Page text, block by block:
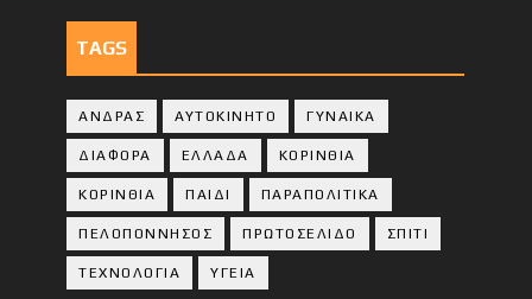
TAGS
ΑΝΔΡΑΣ ΑΥΤΟΚΙΝΗΤΟ ΓΥΝΑΙΚΑ
ΔΙΑΦΟΡΑ ΕΛΛΑΔΑ ΚΟΡΙΝΘΙΑ
ΚΟΡΙΝΘΙA ΠΑΙΔΙ ΠΑΡΑΠΟΛΙΤΙΚΑ
ΠΕΛΟΠΟΝΝΗΣΟΣ ΠΡΩΤΟΣΕΛΙΔΟ ΣΠΙΤΙ
ΤΕΧΝΟΛΟΓΙΑ ΥΓΕΙΑ